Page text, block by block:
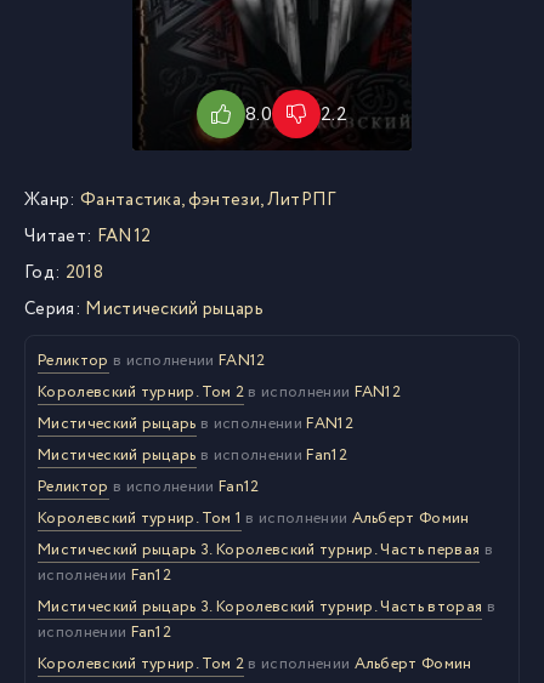
8.0 2.2
Жанр: Фантастика, фэнтези,ЛитРПГ
Читает: FAN12
Год: 2018
Серия: Мистический рыцарь
Реликтор в исполненииFAN12
Королевский турнир. Том 2 в исполнении FAN12
Мистический рыцарь в исполненииFAN12
Мистический рыцарь в исполненииFan12
Реликтор в исполненииFan12
Королевский турнир. Том 1 в исполнении Альберт Фомин
Мистический рыцарь 3. Королевский турнир. Часть первая в
исполнении Fan12
Мистический рыцарь 3. Королевский турнир. Часть вторая в
исполнении Fan12
Королевский турнир. Том 2 в исполнении Альберт Фомин